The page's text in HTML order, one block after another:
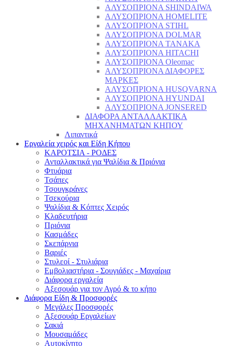
ΑΛΥΣΟΠΡΙΟΝΑ SHINDAIWA
ΑΛΥΣΟΠΡΙΟΝΑ HOMELITE
ΑΛΥΣΟΠΡΙΟΝΑ STIHL
ΑΛΥΣΟΠΡΙΟΝΑ DOLMAR
ΑΛΥΣΟΠΡΙΟΝΑ TANAKA
ΑΛΥΣΟΠΡΙΟΝΑ HITACHI
ΑΛΥΣΟΠΡΙΟΝΑ Oleomac
ΑΛΥΣΟΠΡΙΟΝΑ ΔΙΑΦΟΡΕΣ
ΜΑΡΚΕΣ
ΑΛΥΣΟΠΡΙΟΝΑ HUSQVARNA
ΑΛΥΣΟΠΡΙΟΝΑ HYUNDAI
ΑΛΥΣΟΠΡΙΟΝΑ JONSERED
ΔΙΑΦΟΡΑ ΑΝΤΑΛΛΑΚΤΙΚΑ
ΜΗΧΑΝΗΜΑΤΩΝ ΚΗΠΟΥ
Λιπαντικά
Εργαλεία χειρός και Είδη Κήπου
ΚΑΡΟΤΣΙΑ - ΡΟΔΕΣ
Ανταλλακτικά για Ψαλίδια & Πριόνια
Φτυάρια
Τσάπες
Τσουγκράνες
Τσεκούρια
Ψαλίδια & Κόπτες Χειρός
Κλαδευτήρια
Πριόνια
Κασμάδες
Σκεπάρνια
Βαριές
Στυλεοί - Στυλιάρια
Εμβολιαστήρια - Σουγιάδες - Μαχαίρια
Διάφορα εργαλεία
Αξεσουάρ για τον Αγρό & το κήπο
Διάφορα Είδη & Προσφορές
Μεγάλες Προσφορές
Αξεσουάρ Εργαλείων
Σακιά
Μουσαμάδες
Αυτοκίνητο